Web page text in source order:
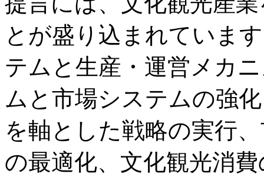
とが盛り込まれていま
テムと生産・運営メカ
ムと市場システムの強
を軸とした戦略の実行
の最適化、文化観光消